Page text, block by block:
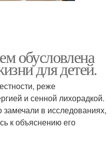
обусловлена
для детей.
реже
и сенной лихорадкой.
в исследованиях,
к объяснению его